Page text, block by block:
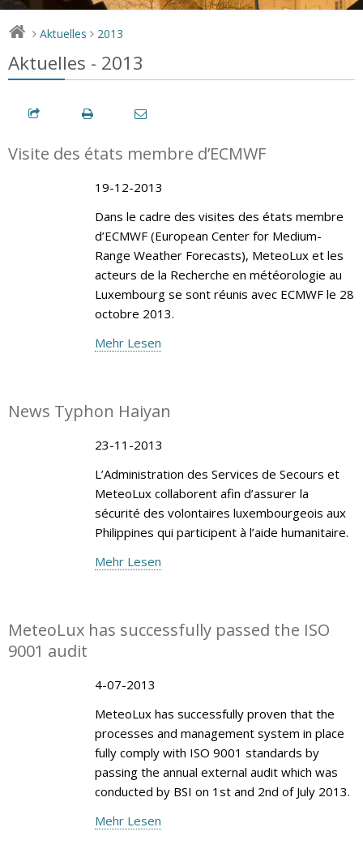
> Aktuelles > 2013
Aktuelles - 2013
Visite des états membre d’ECMWF
19-12-2013
Dans le cadre des visites des états membre
d’ECMWF (European Center for Medium-
Range Weather Forecasts), MeteoLux et les
acteurs de la Recherche en météorologie au
Luxembourg se sont réunis avec ECMWF le 28
octobre 2013.
Mehr Lesen
News Typhon Haiyan
23-11-2013
L’Administration des Services de Secours et
MeteoLux collaborent afin d’assurer la
sécurité des volontaires luxembourgeois aux
Philippines qui participent à l’aide humanitaire.
Mehr Lesen
MeteoLux has successfully passed the ISO
9001 audit
4-07-2013
MeteoLux has successfully proven that the
processes and management system in place
fully comply with ISO 9001 standards by
passing the annual external audit which was
conducted by BSI on 1st and 2nd of July 2013.
Mehr Lesen